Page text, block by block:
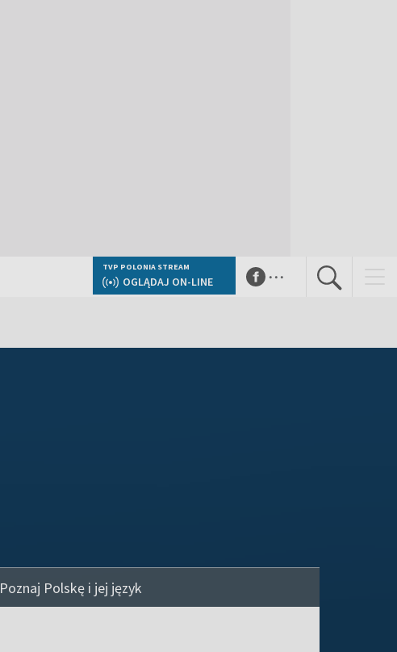
TVP POLONIA STREAM
OGLĄDAJ ON-LINE ...
Poznaj Polskę i jej język